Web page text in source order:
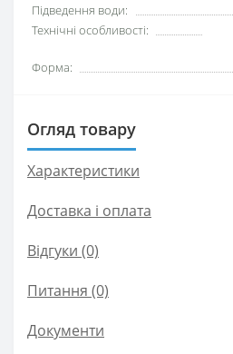
Підведення води:
Технічні особливості:
Форма:
Огляд товару
Характеристики
Доставка і оплата
Відгуки (0)
Питання (0)
Документи